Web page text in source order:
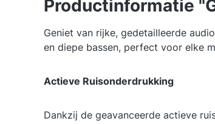
Productinformatie
Geniet van rijke, gedetailleerde
en diepe bassen, perfect voor elke
Actieve Ruisonderdrukking
Dankzij de geavanceerde actieve